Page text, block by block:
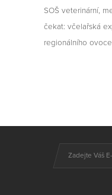
SOŠ veterinární,
čekat: včelařská
regionálního